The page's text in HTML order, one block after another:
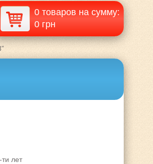
0 товаров на сумму:
0 грн
лет